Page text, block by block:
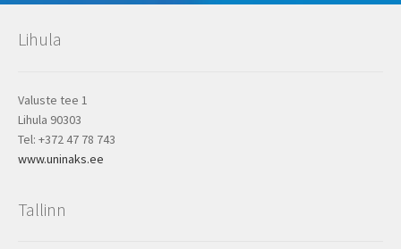
Lihula
Valuste tee 1
Lihula 90303
Tel: +372 47 78 743
www.uninaks.ee
Tallinn